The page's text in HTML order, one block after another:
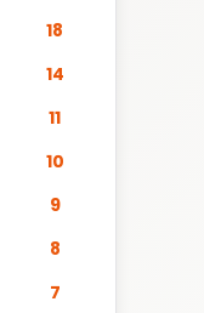
18
14
11
10
9
8
7